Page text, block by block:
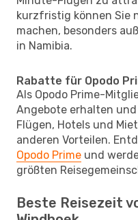
kurzfristig können Sie
machen, besonders
in Namibia.
Rabatte für Opodo
Als Opodo Prime-
Angebote erhalten
Flügen, Hotels und
anderen Vorteilen.
Opodo Prime und
größten
Beste Reisezeit